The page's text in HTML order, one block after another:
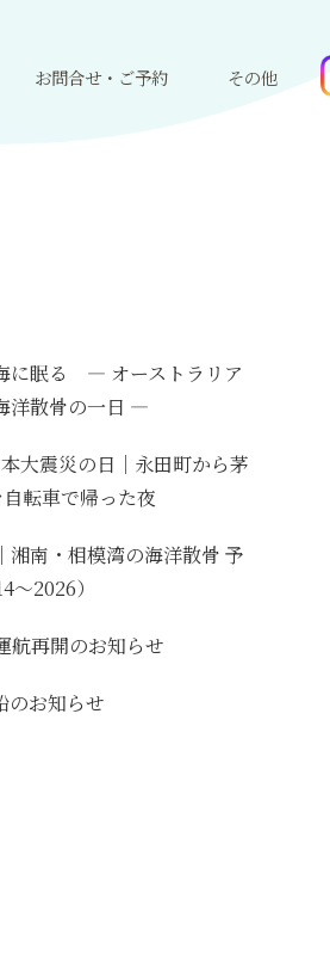
お問合せ・ご予約 その他
に眠る ― オーストラリア
洋散骨の一日 ―
本大震災の日｜永田町から茅
転車で帰った夜
湘南・相模湾の海洋散骨 予
〜2026）
航再開のお知らせ
のお知らせ